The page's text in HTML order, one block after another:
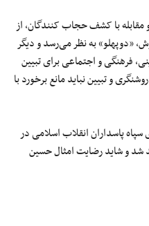
مقابله با کشف حجاب کنندگان، از
«دوپهلو» به نظر می‌رسد و دیگر
فرهنگی و اجتماعی برای تبیین
و تبیین نباید مانع برخورد با
سپاه پاسداران انقلاب اسلامی در
شد و شاید رضایت امثال حسین